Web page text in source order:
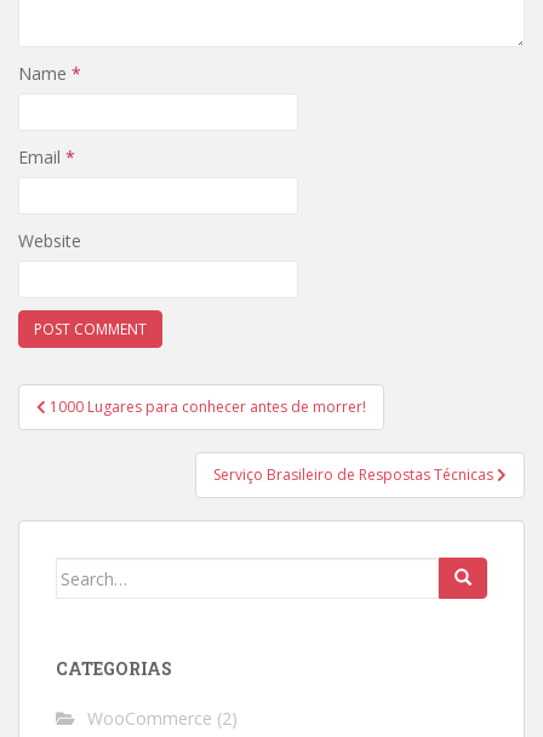
Name *
Email *
Website
Post
navigation
1000 Lugares para conhecer antes de morrer!
Serviço Brasileiro de Respostas Técnicas
Search
CATEGORIAS
WooCommerce (2)